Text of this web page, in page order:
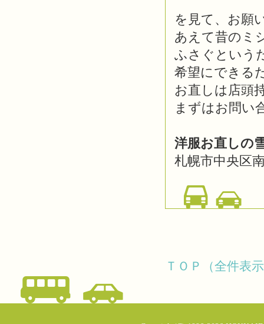
を見て、お願
あえて昔のミ
ふさぐという
希望にできる
お直しは店頭
まずはお問い
洋服お直しの
札幌市中央区
ＴＯＰ（全件表